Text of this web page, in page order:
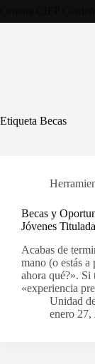
Etiqueta Becas
Becas y
Jóvenes
Acabas de
mano (o estás
ahora qué?». Si
«experiencia
Unidad
enero 27,